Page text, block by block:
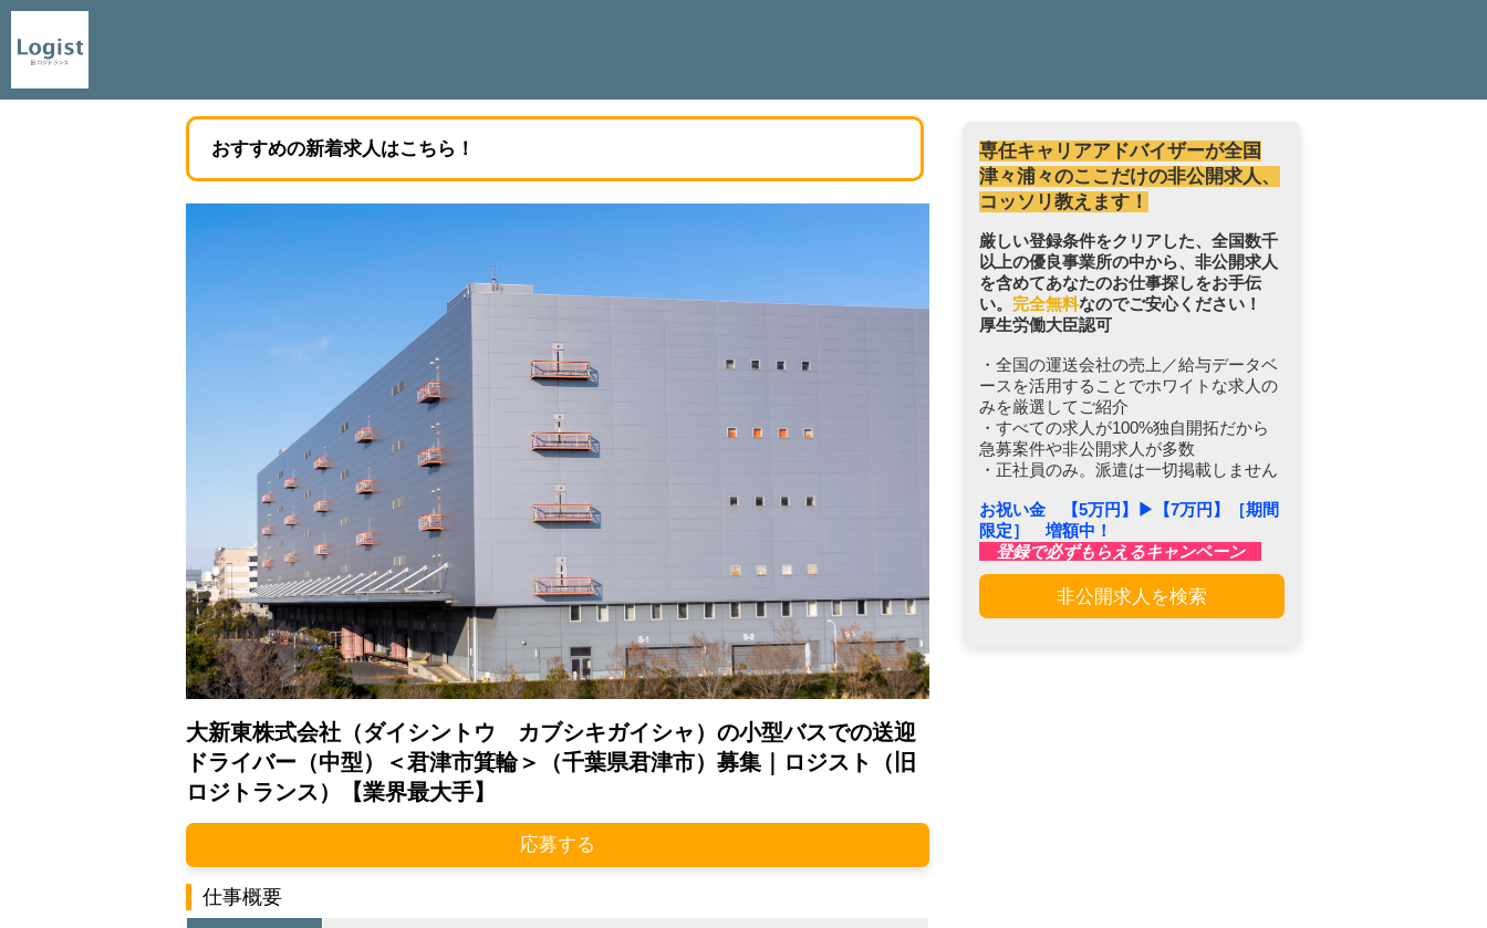
おすすめの新着求人はこちら！
大新東株式会社（ダイシントウ カブシキガイシャ）の小型バスでの送迎
ドライバー（中型）＜君津市箕輪＞（千葉県君津市）募集｜ロジスト（旧
ロジトランス）【業界最大手】
応募する
仕事概要
専任キャリアアドバイザーが全国
津々浦々のここだけの非公開求人、
コッソリ教えます！
厳しい登録条件をクリアした、全国数千
以上の優良事業所の中から、非公開求人
を含めてあなたのお仕事探しをお手伝
い。 完全無料なのでご安心ください！
厚生労働大臣認可
・全国の運送会社の売上／給与データベ
ースを活用することでホワイトな求人の
みを厳選してご紹介
・すべての求人が100%独自開拓だから
急募案件や非公開求人が多数
・正社員のみ。派遣は一切掲載しません
お祝い金 【5万円】▶︎【7万円】［期間
限定］ 増額中！
登録で必ずもらえるキャンペーン
非公開求人を検索